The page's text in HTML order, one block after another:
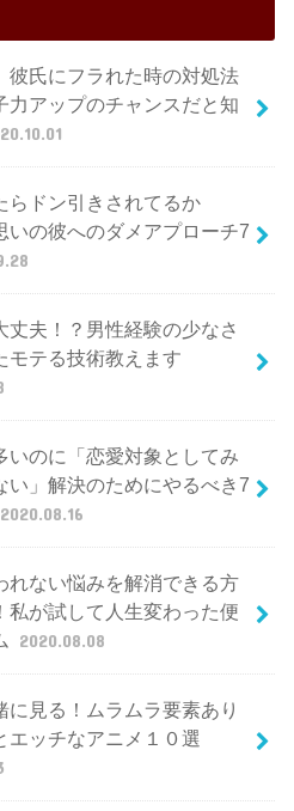
彼氏にフラれた時の対処法
力アップのチャンスだと知
らドン引きされてるか
いの彼へのダメアプローチ7
丈夫！？男性経験の少なさ
モテる技術教えます
いのに「恋愛対象としてみ
い」解決のためにやるべき7
2020.08.16
れない悩みを解消できる方
私が試して人生変わった便
2020.08.08
に見る！ムラムラ要素あり
エッチなアニメ１０選